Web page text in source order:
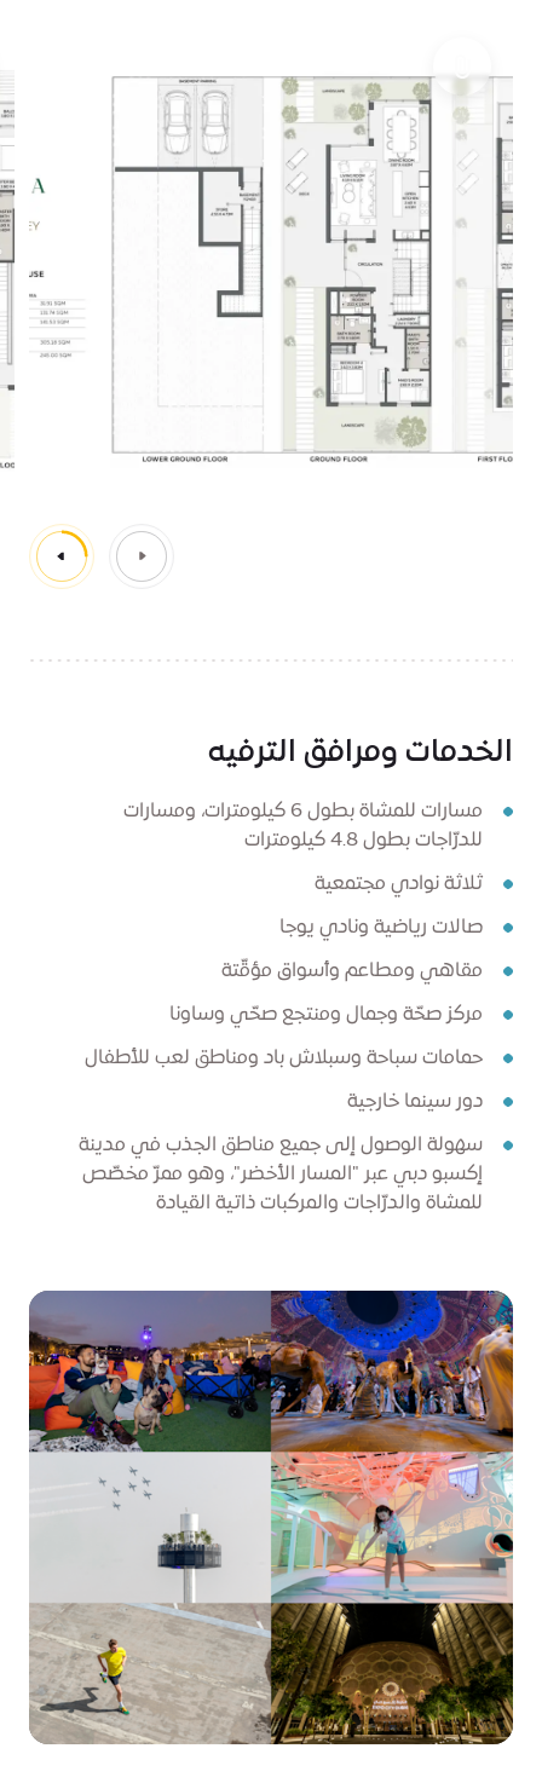
الخدمات ومرافق الترفيه
مسارات للمشاة بطول 6 كيلومترات، ومسارات
للدرّاجات بطول 4.8 كيلومترات
ثلاثة نوادي مجتمعية
صالات رياضية ونادي يوجا
مقاهي ومطاعم وأسواق مؤقّتة
مركز صحّة وجمال ومنتجع صحّي وساونا
حمامات سباحة وسبلاش باد ومناطق لعب للأطفال
دور سينما خارجية
سهولة الوصول إلى جميع مناطق الجذب في مدينة
إكسبو دبي عبر "المسار الأخضر"، وهو ممرّ مخصّص
للمشاة والدرّاجات والمركبات ذاتية القيادة